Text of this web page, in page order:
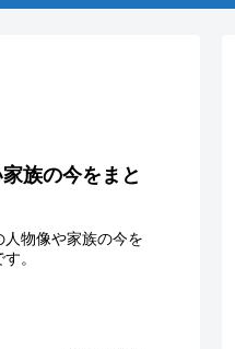
族の今をまと
物像や家族の今を
。